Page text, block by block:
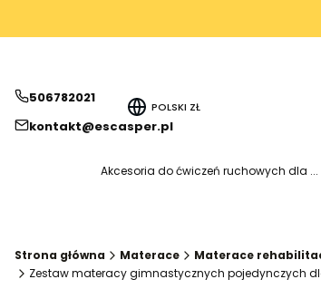
506782021
kontakt@escasper.pl
POLSKI ZŁ
Akcesoria do ćwiczeń ruchowych dla ...
Strona główna Materace Materace
Zestaw materacy gimnastycznych pojedynczych